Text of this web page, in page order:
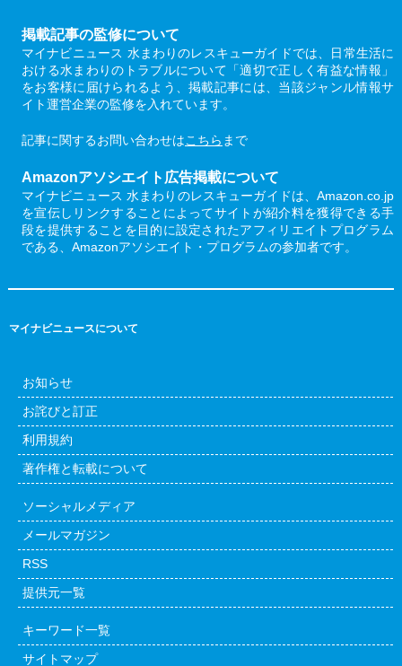
掲載記事の監修について
マイナビニュース 水まわりのレスキューガイドでは、日常生活に
おける水まわりのトラブルについて「適切で正しく有益な情報」
をお客様に届けられるよう、掲載記事には、当該ジャンル情報サ
イト運営企業の監修を入れています。
記事に関するお問い合わせはこちら まで
Amazonアソシエイト広告掲載について
マイナビニュース 水まわりのレスキューガイドは、Amazon.co.jp
を宣伝しリンクすることによってサイトが紹介料を獲得できる手
段を提供することを目的に設定されたアフィリエイトプログラム
である、Amazonアソシエイト・プログラムの参加者です。
マイナビニュースについて
お知らせ
お詫びと訂正
利用規約
著作権と転載について
ソーシャルメディア
メールマガジン
RSS
提供元一覧
キーワード一覧
サイトマップ